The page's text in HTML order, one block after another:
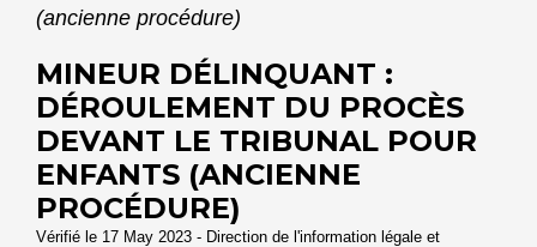
(ancienne procédure)
MINEUR DÉLINQUANT :
DÉROULEMENT DU PROCÈS
DEVANT LE TRIBUNAL POUR
ENFANTS (ANCIENNE
PROCÉDURE)
Vérifié le 17 May 2023 - Direction de l'information légale et